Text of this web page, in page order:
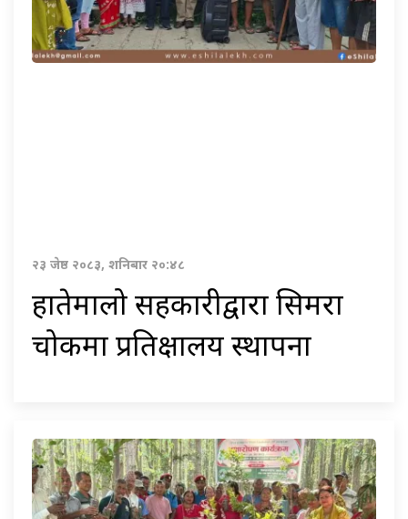
२३ जेष्ठ २०८३, शनिबार २०:४८
हातेमालो सहकारीद्वारा सिमरा
चोकमा प्रतिक्षालय स्थापना